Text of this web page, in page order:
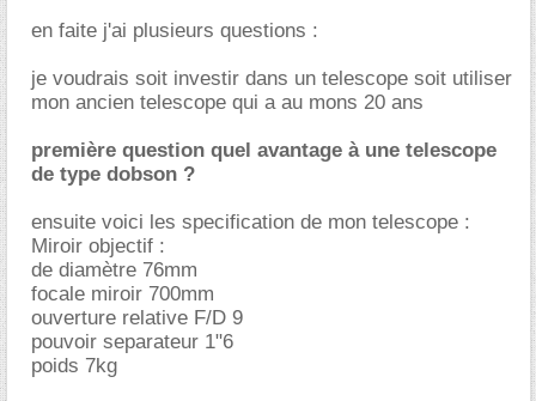
en faite j'ai plusieurs questions :
je voudrais soit investir dans un telescope soit utiliser
mon ancien telescope qui a au mons 20 ans
première question quel avantage à une telescope
de type dobson ?
ensuite voici les specification de mon telescope :
Miroir objectif :
de diamètre 76mm
focale miroir 700mm
ouverture relative F/D 9
pouvoir separateur 1"6
poids 7kg